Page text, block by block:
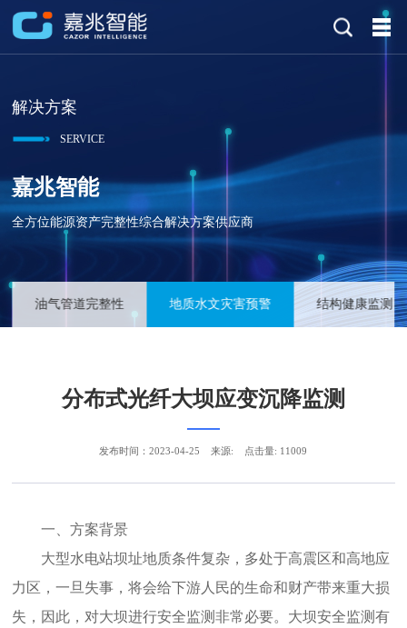
解决方案
SERVICE
嘉兆智能
全方位能源资产完整性综合解决方案供应商
油气管道完整性 地质水文灾害预警 结构健康监测
分布式光纤大坝应变沉降监测
一、方案背景
大型水电站坝址地质条件复杂，多处于高震区和高地应
力区，一旦失事，将会给下游人民的生命和财产带来重大损
失，因此，对大坝进行安全监测非常必要。大坝安全监测有